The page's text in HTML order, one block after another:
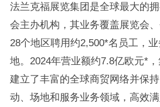
法兰克福展览集团是全球最大的
会主办机构，其业务覆盖展览会
28个地区聘用约2,500*名员工，
地。2024年营业额约7.8亿欧元*
建立了丰富的全球商贸网络并保
动、场地和服务业务领域，高效